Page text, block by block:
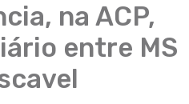
na ACP,
entre MS